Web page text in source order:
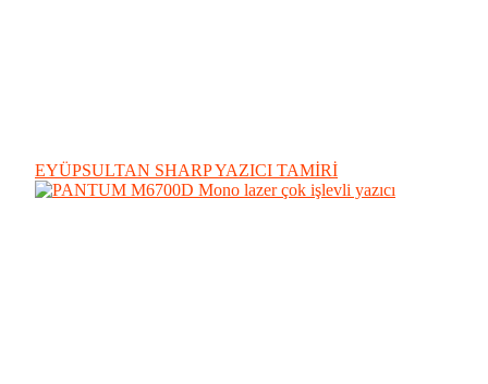
EYÜPSULTAN SHARP YAZICI TAMİRİ